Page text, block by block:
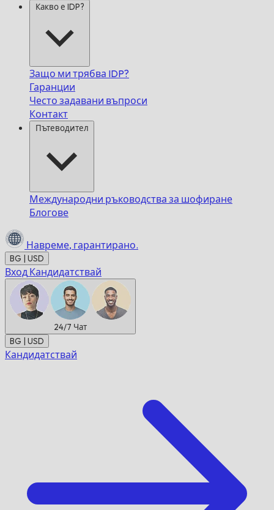
Какво е IDP?
Защо ми трябва IDP?
Гаранции
Често задавани въпроси
Контакт
Пътеводител
Международни ръководства за шофиране
Блогове
Навреме, гарантирано.
BG | USD
Вход Кандидатствай
24/7 Чат
BG | USD
Кандидатствай